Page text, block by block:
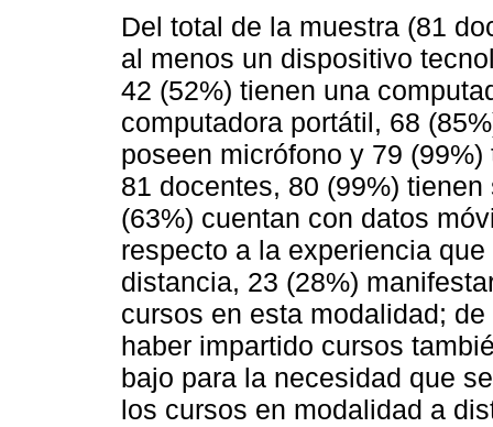
Del total de la muestra (81
al menos un dispositivo
42 (52%) tienen una
computadora portátil, 68
poseen micrófono y 79
81 docentes, 80 (99%)
(63%) cuentan con datos
respecto a la experiencia
distancia, 23 (28%)
cursos en esta modalidad;
haber impartido cursos
bajo para la necesidad que
los cursos en modalidad a